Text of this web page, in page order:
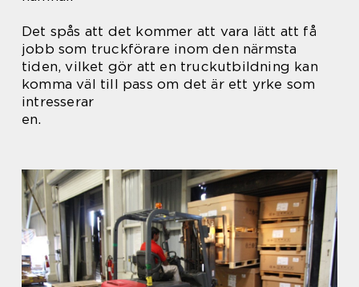
Det spås att det kommer att vara lätt att få
jobb som truckförare inom den närmsta
tiden, vilket gör att en truckutbildning kan
komma väl till pass om det är ett yrke som
intresserar
en.